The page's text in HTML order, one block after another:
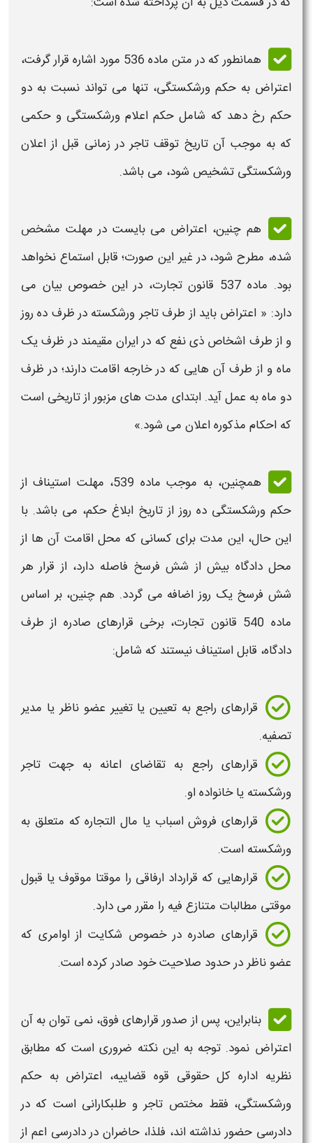
همانطور که درمتن ماده 536 مورد اشاره قرار گرفت،
اعتراض به حکم ورشکستگی، تنها می تواند نسبت به دو
حکم رخ دهد که شامل حکم اعلام ورشکستگی و حکمی
که به موجب آن تاریخ توقف تاجر در زمانی قبل از اعلان
ورشکستگی تشخیص شود، می باشد.
هم چنین، اعتراض می بایست در مهلت مشخص
شده، مطرح شود، در غیر این صورت؛ قابل استماع نخواهد
بود. ماده 537 قانون تجارت، در این خصوص بیان می
دارد: « اعتراض باید از طرف تاجر ورشکسته در ظرف ده روز
و از طرف اشخاص ذی نفع که در ایران مقیمند در ظرف یک
ماه و از طرف آن هایی که در خارجه اقامت دارند؛ در ظرف
دو ماه به عمل آید. ابتدای مدت های مزبور از تاریخی است
که احکام مذکوره اعلان می شود.»
همچنین، به موجب ماده 539، مهلت استیناف از
حکم ورشکستگی ده روز از تاریخ ابلاغ حکم، می باشد. با
این حال، این مدت برای کسانی که محل اقامت آن ها از
محل دادگاه بیش از‌ شش فرسخ فاصله دارد، از قرار هر
شش فرسخ یک روز اضافه می گردد. هم چنین، بر اساس
ماده 540 قانون تجارت، برخی قرارهای صادره از طرف
دادگاه، قابل استیناف نیستند که شامل:
قرارهای راجع به تعیین یا تغییر عضو ناظر یا مدیر
تصفیه.
قرارهای راجع به تقاضای اعانه به جهت تاجر
ورشکسته یا خانواده او.
قرارهای فروش اسباب یا مال‌ التجاره که متعلق به
ورشکسته است.
قرارهایی که قرارداد ارفاقی را موقتا موقوف یا قبول
موقتی مطالبات متنازع فیه را مقرر می دارد.
قرارهای صادره در خصوص شکایت از اوامری که
عضو ناظر در حدود صلاحیت خود صادر کرده است.
بنابراین، پس از صدور قرارهای فوق، نمی توان به آن
اعتراض نمود. توجه به این نکته ضروری است که مطابق
نظريه اداره كل حقوقی قوه قضاييه، اعتراض به حکم
ورشکستگی، فقط مختص تاجر و طلبكارانی است كه در
دادرسی حضور نداشته اند، فلذا، حاضران در دادرسی اعم از